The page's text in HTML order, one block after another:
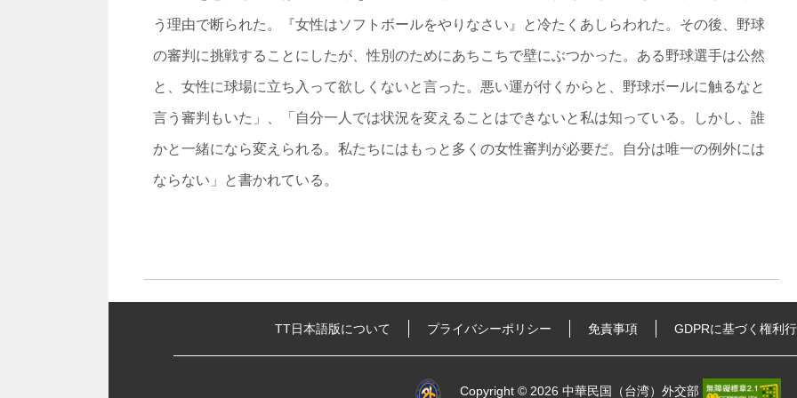
う理由で断られた。『女性はソフトボールをやりなさい』と冷たくあしらわれた。その後、野球
の審判に挑戦することにしたが、性別のためにあちこちで壁にぶつかった。ある野球選手は公然
と、女性に球場に立ち入って欲しくないと言った。悪い運が付くからと、野球ボールに触るなと
言う審判もいた」、「自分一人では状況を変えることはできないと私は知っている。しかし、誰
かと一緒になら変えられる。私たちにはもっと多くの女性審判が必要だ。自分は唯一の例外には
ならない」と書かれている。
TT日本語版について プライバシーポリシー 免責事項 GDPRに基づく権利
Copyright © 2026 中華民国（台湾）外交部